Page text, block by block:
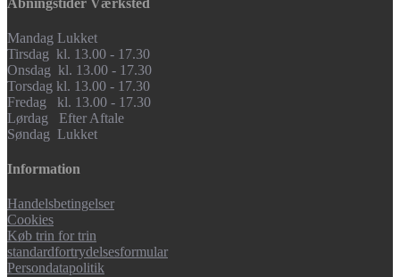
Mandag Lukket
Tirsdag kl. 13.00 - 17.30
Onsdag kl. 13.00 - 17.30
Torsdag kl. 13.00 - 17.30
Fredag kl. 13.00 - 17.30
Lørdag Efter Aftale
Søndag Lukket
Information
Handelsbetingelser
Cookies
Køb trin for trin
standardfortrydelsesformular
Persondatapolitik